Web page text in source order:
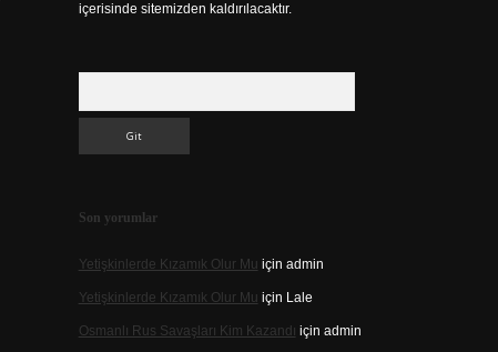
içerisinde sitemizden kaldırılacaktır.
Son yorumlar
Yetişkinlerde Kızamık Olur Mu için admin
Yetişkinlerde Kızamık Olur Mu için Lale
Osmanlı Rus Savaşları Kim Kazandı için admin